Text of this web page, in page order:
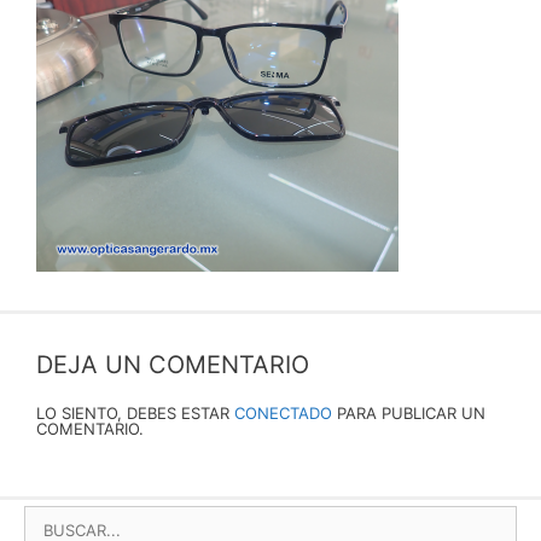
DEJA UN COMENTARIO
LO SIENTO, DEBES ESTAR CONECTADO PARA PUBLICAR UN
COMENTARIO.
BUSCAR: